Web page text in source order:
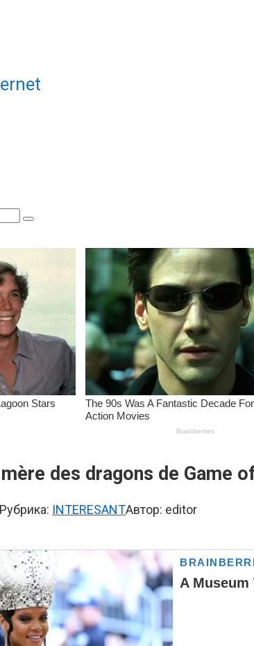
des dragons de Game of
Рубрика: INTERESANTАвтор: editor